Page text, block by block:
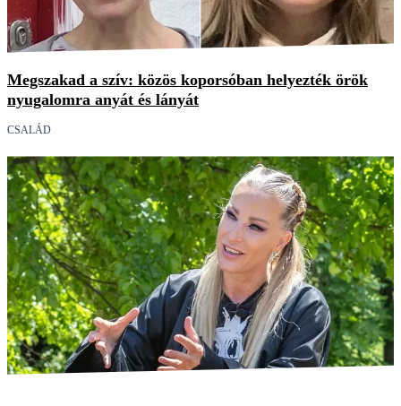
Megszakad a szív: közös koporsóban helyezték örök
nyugalomra anyát és lányát
CSALÁD